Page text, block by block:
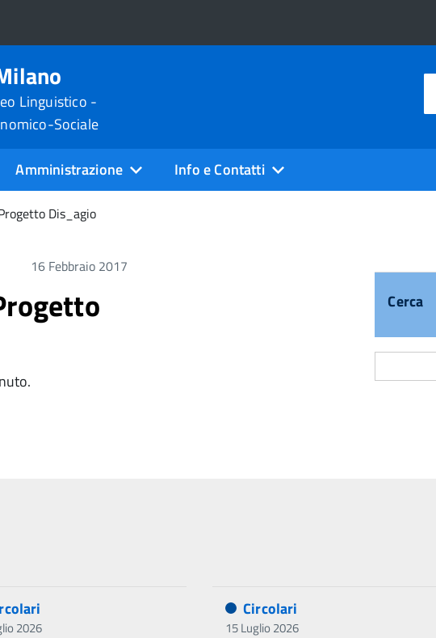
Linguistico -
Sociale
Amministrazione
Info e Contatti
Dis_agio
16 Febbraio 2017
Cerca
2026
Circolari
15 Luglio 2026